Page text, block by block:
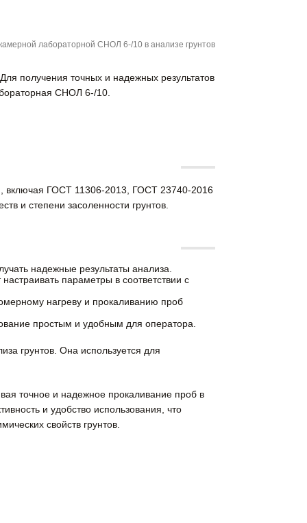
лабораторной СНОЛ 6-/10 в анализе грунтов
получения точных и надежных результатов
СНОЛ 6-/10.
включая ГОСТ 11306-2013, ГОСТ 23740-2016
и степени засоленности грунтов.
надежные результаты анализа.
параметры в соответствии с
нагреву и прокаливанию проб
простым и удобным для оператора.
грунтов. Она используется для
точное и надежное прокаливание проб в
и удобство использования, что
свойств грунтов.